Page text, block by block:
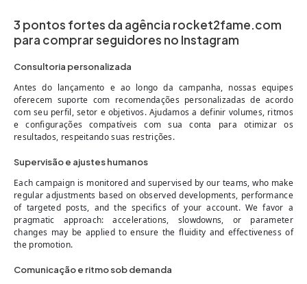
3 pontos fortes da agência rocket2fame.com
para comprar seguidores no Instagram
Consultoria personalizada
Antes do lançamento e ao longo da campanha, nossas equipes
oferecem suporte com recomendações personalizadas de acordo
com seu perfil, setor e objetivos. Ajudamos a definir volumes, ritmos
e configurações compatíveis com sua conta para otimizar os
resultados, respeitando suas restrições.
Supervisão e ajustes humanos
Each campaign is monitored and supervised by our teams, who make
regular adjustments based on observed developments, performance
of targeted posts, and the specifics of your account. We favor a
pragmatic approach: accelerations, slowdowns, or parameter
changes may be applied to ensure the fluidity and effectiveness of
the promotion.
Comunicação e ritmo sob demanda